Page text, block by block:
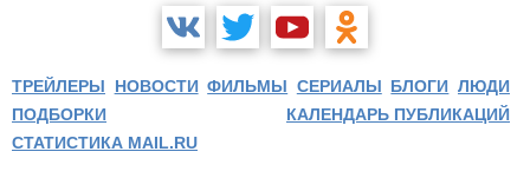
ТРЕЙЛЕРЫ НОВОСТИ ФИЛЬМЫ СЕРИАЛЫ БЛОГИ ЛЮДИ
ПОДБОРКИ
КАЛЕНДАРЬ ПУБЛИКАЦИЙ
СТАТИСТИКА MAIL.RU